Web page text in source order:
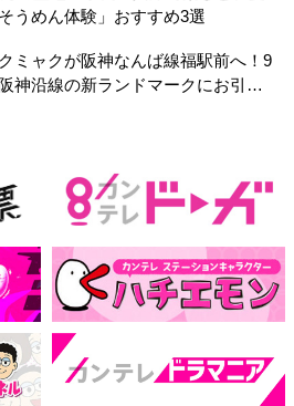
うめん体験」おすすめ3選
ミャクが阪神なんば線福駅前へ！9
神沿線の新ランドマークにお引っ